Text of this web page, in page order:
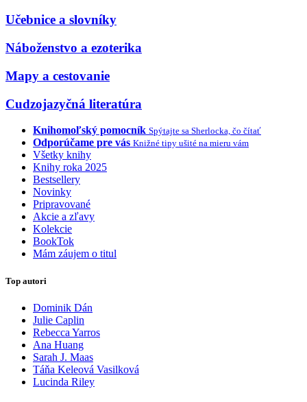
Učebnice a slovníky
Náboženstvo a ezoterika
Mapy a cestovanie
Cudzojazyčná literatúra
Knihomoľský pomocník Spýtajte sa Sherlocka, čo čítať
Odporúčame pre vás Knižné tipy ušité na mieru vám
Všetky knihy
Knihy roka 2025
Bestsellery
Novinky
Pripravované
Akcie a zľavy
Kolekcie
BookTok
Mám záujem o titul
Top autori
Dominik Dán
Julie Caplin
Rebecca Yarros
Ana Huang
Sarah J. Maas
Táňa Keleová Vasilková
Lucinda Riley